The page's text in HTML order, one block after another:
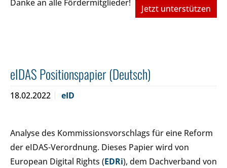
Danke an alle Fördermitglieder!
Jetzt unterstützen
eIDAS Positionspapier (Deutsch)
18.02.2022 eID
Analyse des Kommissionsvorschlags für eine Reform
der eIDAS-Verordnung. Dieses Papier wird von
European Digital Rights (EDRi), dem Dachverband von